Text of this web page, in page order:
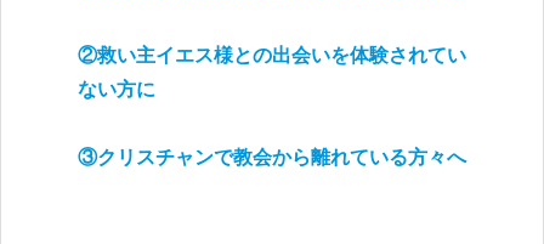
②救い主イエス様との出会いを体験されてい
ない方に
③クリスチャンで教会から離れている方々へ